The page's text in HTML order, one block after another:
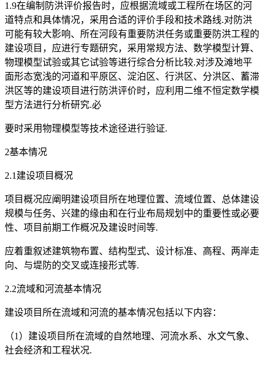
1.9在编制防洪评价报告时，应根据流域或工程所在场区的河
道特点和具体情况，采用合适的评价手段和技术路线.对防洪
可能有较大影响、所在河段有重要防洪任务或重要防洪工程的
建设项目，应进行专题研究，采用常规方法、数学模型计算、
物理模型试验或其它试验等进行综合分析比较.对涉及滩地平
面形态宽浅的河道和平原区、淀泊区、行洪区、分洪区、蓄滞
洪区等的建设项目进行防洪评价时，应利用二维不恒定数学模
型方法进行分析研究.必
要时采用物理模型等技术途径进行验证.
2基本情况
2.1建设项目概况
项目概况应阐明建设项目所在地理位置、流域位置、总体建设
规模与任务、兴建的缘由和在行业布局规划中的重要性或必要
性、项目前期工作概况及建设时间等.
应着重叙述建筑物布置、结构型式、设计标准、高程、两岸走
向、与堤防的交叉或连接形式等.
2.2流域和河流基本情况
建设项目所在流域和河流的基本情况包括以下内容：
（1）建设项目所在流域的自然地理、河流水系、水文气象、
社会经济和工程状况.